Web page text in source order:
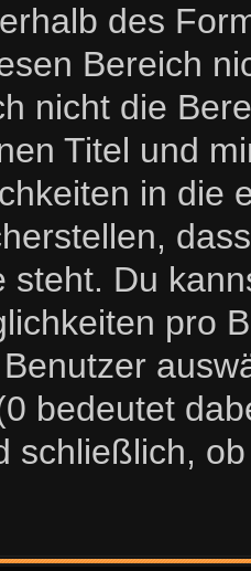
des
Bereich
nicht die
Titel und
in die
steht. Du
pro
bedeutet
schließlich,